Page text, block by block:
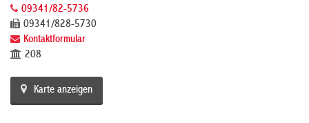
09341/82-5736
09341/828-5730
Kontaktformular
208
Karte anzeigen